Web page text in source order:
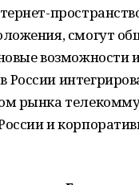
смогут
возможности
России
рынка
и